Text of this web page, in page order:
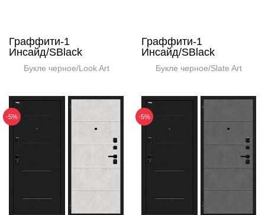
Граффити-1
Инсайд/SBlack
Букле черное/Look Art
-5%
Граффити-1
Инсайд/SBlack
Букле черное/Slate Art
-5%